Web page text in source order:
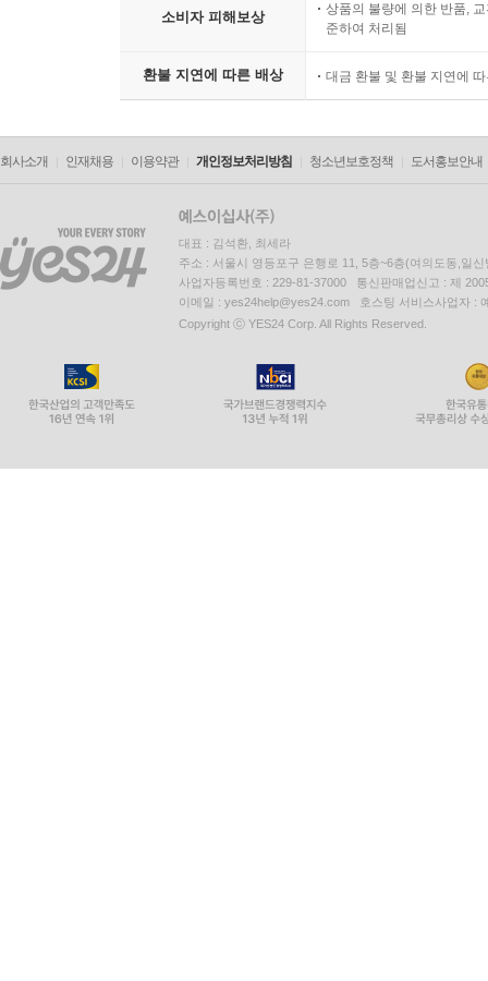
소비자 피해보상
상품의 불량에 의한 반품,
준하여 처리됨
환불 지연에 따른 배상 대금 환불 및 환불 지연에
회사소개 인재채용 이용약관 개인정보처리방침 청소년보호정책 도서홍보안내
대표 : 김석환, 최세라
주소 : 서울시 영등포구 은행로 11, 5층~6층(여의도동,일신
사업자등록번호 : 229-81-37000 통신판매업신고 : 제
이메일 : yes24help@yes24.com 호스팅 서비스사업자 :
Copyright ⓒ YES24 Corp. All Rights Reserved.